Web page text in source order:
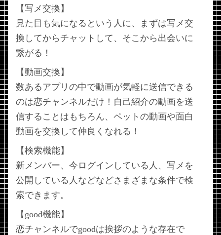
【写メ交換】
見た目も気になるという人に、まずは写メ交
換してからチャットして、そこから出会いに
繋がる！
【動画交換】
数あるアプリの中で動画が気軽に送信できる
のは恋チャンネルだけ！自己紹介の動画を送
信することはもちろん、ペットの動画や面白
動画を交換して仲良くなれる！
【検索機能】
新メンバー、今ログインしている人、写メを
公開している人などなどさまざまな条件で検
索できます。
【good機能】
恋チャンネルでgoodは挨拶のような存在で